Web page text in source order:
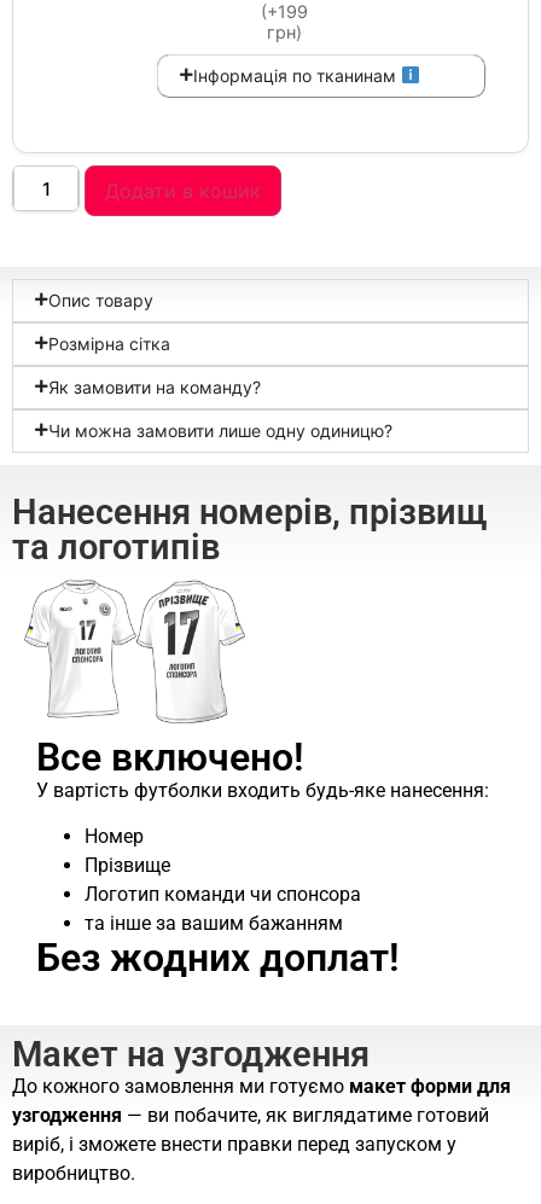
(+199
грн)
Інформація по тканинам
Додати в кошик
Опис товару
Розмірна сітка
Як замовити на команду?
Чи можна замовити лише одну одиницю?
Нанесення номерів, прізвищ
та логотипів
Все включено!
У вартість футболки входить будь-яке нанесення:
Номер
Прізвище
Логотип команди чи спонсора
та інше за вашим бажанням
Без жодних доплат!
Макет на узгодження
До кожного замовлення ми готуємо макет форми для
узгодження — ви побачите, як виглядатиме готовий
виріб, і зможете внести правки перед запуском у
виробництво.